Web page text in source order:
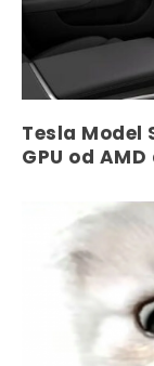
Tesla Model
GPU od